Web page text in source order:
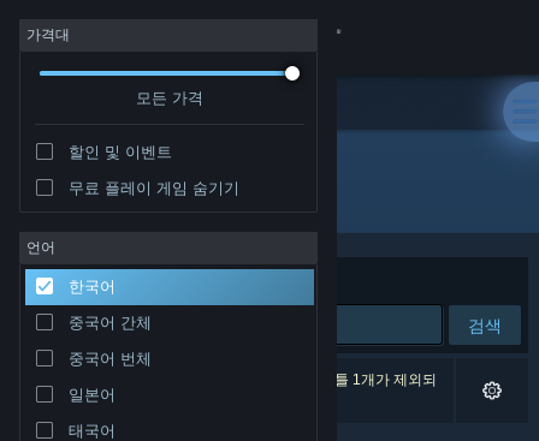
로그인
커뮤니티
정보
지원
언어 변경
Steam 모바일 앱 다운로드
가격대
모든 가격
할인 및 이벤트
무료 플레이 게임 숨기기
언어
한국어
중국어 간체
중국어 번체
일본어
태국어
개발자: Bathysfear Labs
정렬 기준 연관성
검색
검색 결과가 0개 있습니다. 환경 설정에 따라 타이틀 1개가 제외되
었습니다.